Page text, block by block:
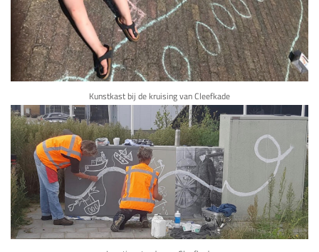
Kunstkast bij de kruising van Cleefkade